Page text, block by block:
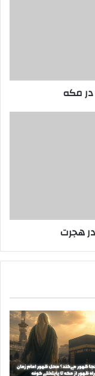
در مکه
هجرت